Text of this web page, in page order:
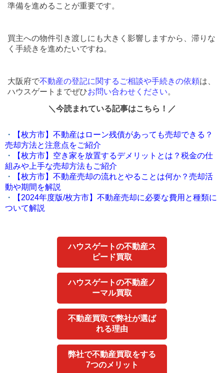
準備を進めることが重要です。
買主への物件引き渡しにも大きく影響しますから、滞りな
く手続きを進めたいですね。
大阪府で不動産の登記に関するご相談や手続きの依頼は、
ハウスゲートまでぜひお問い合わせください。
＼今読まれている記事はこちら！／
・
【枚方市】不動産はローン残債があっても売却できる？
売却方法と注意点をご紹介
・
【枚方市】空き家を放置するデメリットとは？税金の仕
組みや上手な売却方法もご紹介
・
【枚方市】不動産売却の流れとやることは何か？売却活
動や期間を解説
・
【2024年度版/枚方市】不動産売却に必要な費用と種類に
ついて解説
ハウスゲートの不動産ス
ピード買取
ハウスゲートの不動産ノ
ーマル買取
不動産買取で弊社が選ば
れる理由
弊社で不動産買取をする
7つのメリット